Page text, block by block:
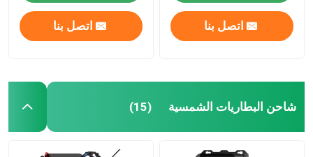
اتصل بنا اتصل بنا
شاحن البطاريات الشمسية (15)